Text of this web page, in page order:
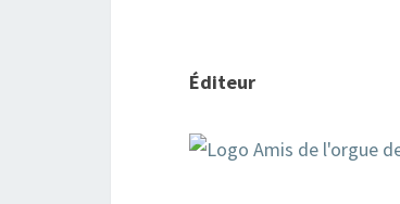
Éditeur